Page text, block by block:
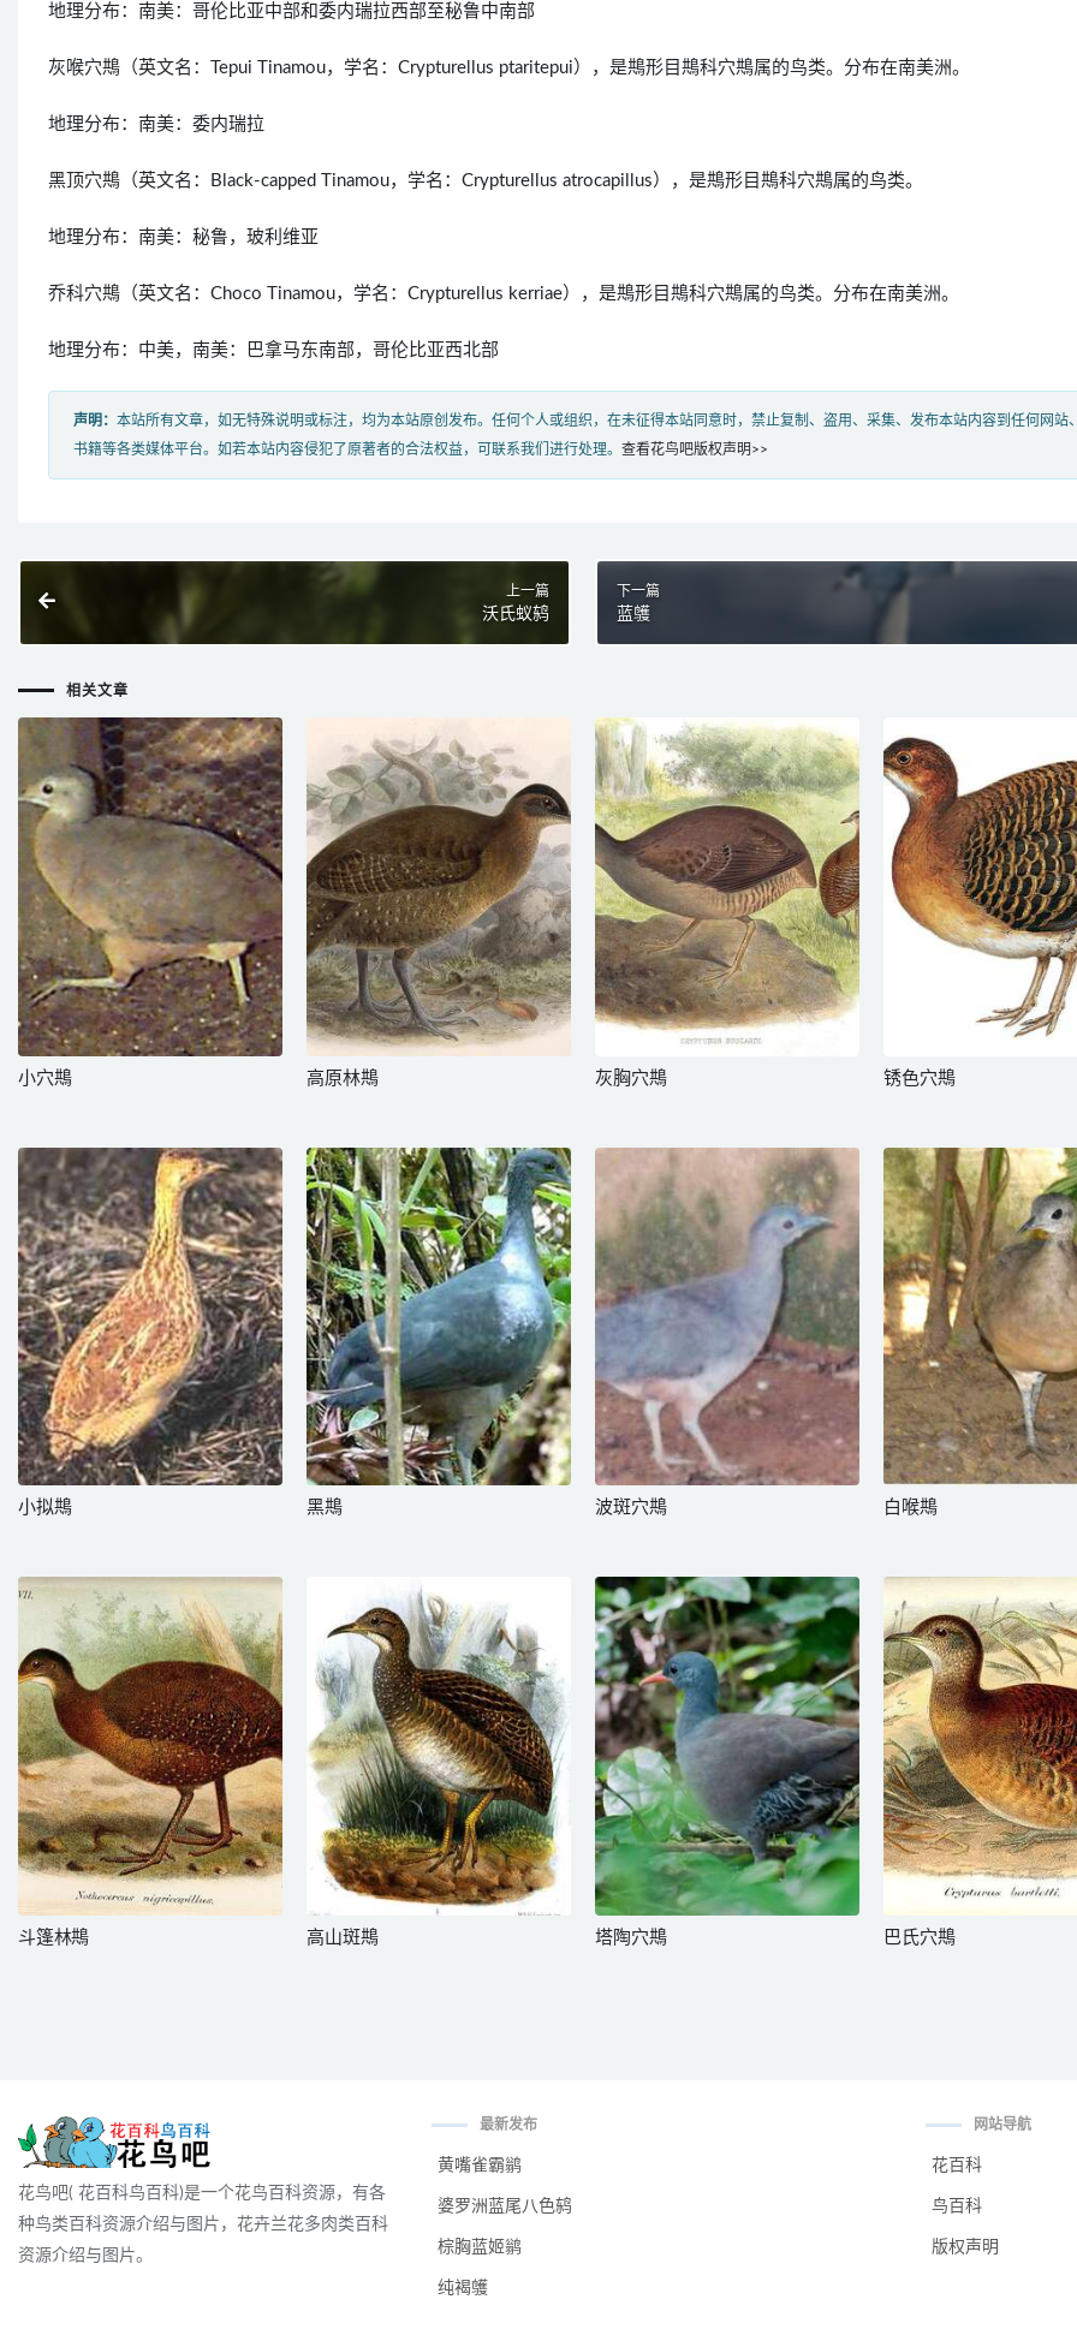
地理分布：南美：哥伦比亚中部和委内瑞拉西部至秘鲁中南部
灰喉穴䳍（英文名：Tepui Tinamou，学名：Crypturellus ptaritepui），是䳍形目䳍科穴䳍属的鸟类。分布在南美洲。
地理分布：南美：委内瑞拉
黑顶穴䳍（英文名：Black-capped Tinamou，学名：Crypturellus atrocapillus），是䳍形目䳍科穴䳍属的鸟类。
地理分布：南美：秘鲁，玻利维亚
乔科穴䳍（英文名：Choco Tinamou，学名：Crypturellus kerriae），是䳍形目䳍科穴䳍属的鸟类。分布在南美洲。
地理分布：中美，南美：巴拿马东南部，哥伦比亚西北部
声明： 本站所有文章，如无特殊说明或标注，均为本站原创发布。任何个人或组织，在未征得本站同意时，禁止复制、盗用、采集、发布本站内容到任何网站
书籍等各类媒体平台。如若本站内容侵犯了原著者的合法权益，可联系我们进行处理。 查看花鸟吧版权声明>>
上一篇
沃氏蚁鸫
下一篇
蓝鹱
相关文章
小穴䳍 高原林䳍 灰胸穴䳍 锈色穴䳍
小拟䳍 黑䳍 波斑穴䳍 白喉䳍
斗篷林䳍 高山斑䳍 塔陶穴䳍 巴氏穴䳍
花鸟吧( 花百科鸟百科)是一个花鸟百科资源，有各
种鸟类百科资源介绍与图片，花卉兰花多肉类百科
资源介绍与图片。
最新发布
黄嘴雀霸鹟
婆罗洲蓝尾八色鸫
棕胸蓝姬鹟
纯褐鹱
网站导航
花百科
鸟百科
版权声明